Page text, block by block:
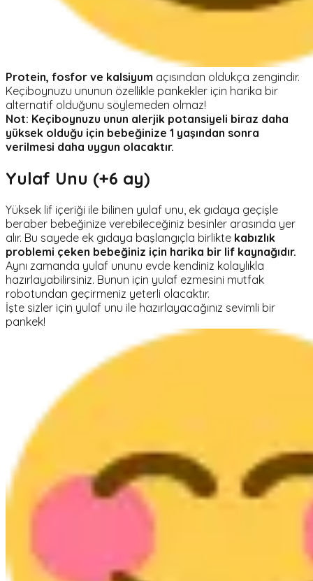
Protein, fosfor ve kalsiyum açısından oldukça zengindir.
Keçiboynuzu ununun özellikle pankekler için harika bir
alternatif olduğunu söylemeden olmaz!
Not: Keçiboynuzu unun alerjik potansiyeli biraz daha
yüksek olduğu için bebeğinize 1 yaşından sonra
verilmesi daha uygun olacaktır.
Yulaf Unu (+6 ay)
Yüksek lif içeriği ile bilinen yulaf unu, ek gıdaya geçişle
beraber bebeğinize verebileceğiniz besinler arasında yer
alır. Bu sayede ek gıdaya başlangıçla birlikte kabızlık
problemi çeken bebeğiniz için harika bir lif kaynağıdır.
Aynı zamanda yulaf ununu evde kendiniz kolaylıkla
hazırlayabilirsiniz. Bunun için yulaf ezmesini mutfak
robotundan geçirmeniz yeterli olacaktır.
İşte sizler için yulaf unu ile hazırlayacağınız sevimli bir
pankek!